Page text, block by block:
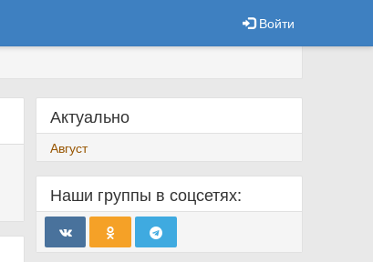
Войти
Актуально
Август
Наши группы в соцсетях: